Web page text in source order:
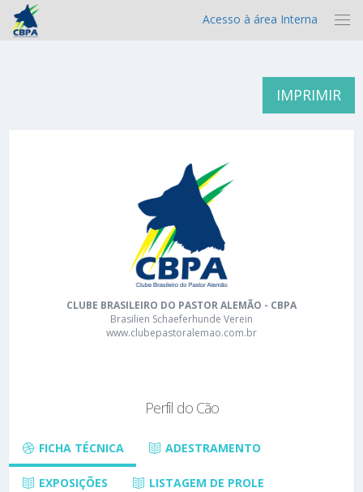
Acesso à área Interna
IMPRIMIR
CLUBE BRASILEIRO DO PASTOR ALEMÃO - CBPA
Brasilien Schaeferhunde Verein
www.clubepastoralemao.com.br
Perfil do Cão
FICHA TÉCNICA ADESTRAMENTO
EXPOSIÇÕES LISTAGEM DE PROLE